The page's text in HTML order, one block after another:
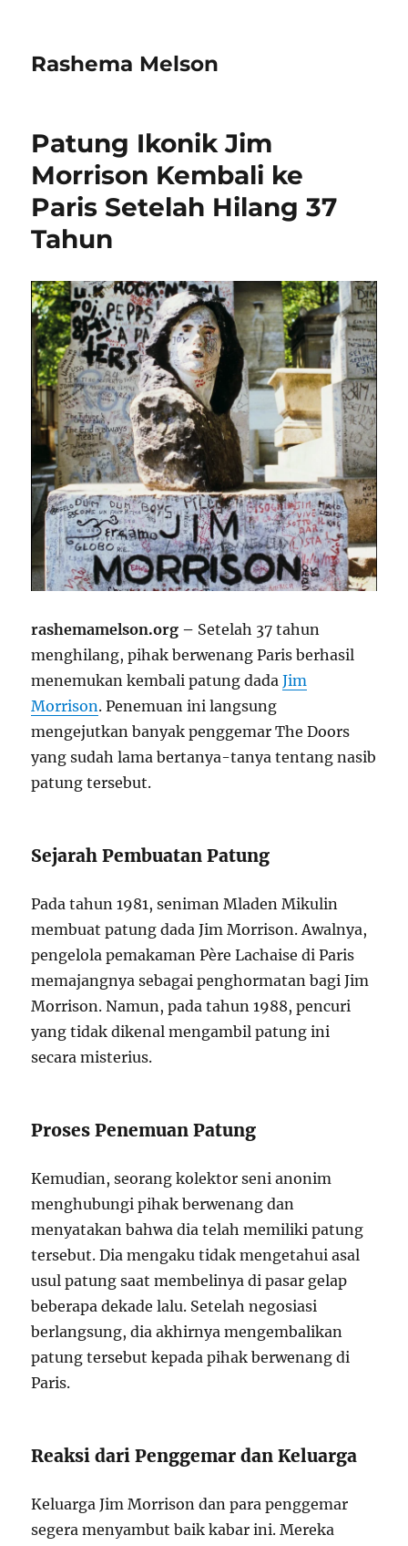
Rashema Melson
Patung Ikonik Jim
Morrison Kembali ke
Paris Setelah Hilang 37
Tahun
rashemamelson.org – Setelah 37 tahun
menghilang, pihak berwenang Paris berhasil
menemukan kembali patung dadaJim
Morrison. Penemuan ini langsung
mengejutkan banyak penggemar The Doors
yang sudah lama bertanya-tanya tentang nasib
patung tersebut.
Sejarah Pembuatan Patung
Pada tahun 1981, seniman Mladen Mikulin
membuat patung dada Jim Morrison. Awalnya,
pengelola pemakaman Père Lachaise di Paris
memajangnya sebagai penghormatan bagi Jim
Morrison. Namun, pada tahun 1988, pencuri
yang tidak dikenal mengambil patung ini
secara misterius.
Proses Penemuan Patung
Kemudian, seorang kolektor seni anonim
menghubungi pihak berwenang dan
menyatakan bahwa dia telah memiliki patung
tersebut. Dia mengaku tidak mengetahui asal
usul patung saat membelinya di pasar gelap
beberapa dekade lalu. Setelah negosiasi
berlangsung, dia akhirnya mengembalikan
patung tersebut kepada pihak berwenang di
Paris.
Reaksi dari Penggemar dan Keluarga
Keluarga Jim Morrison dan para penggemar
segera menyambut baik kabar ini. Mereka